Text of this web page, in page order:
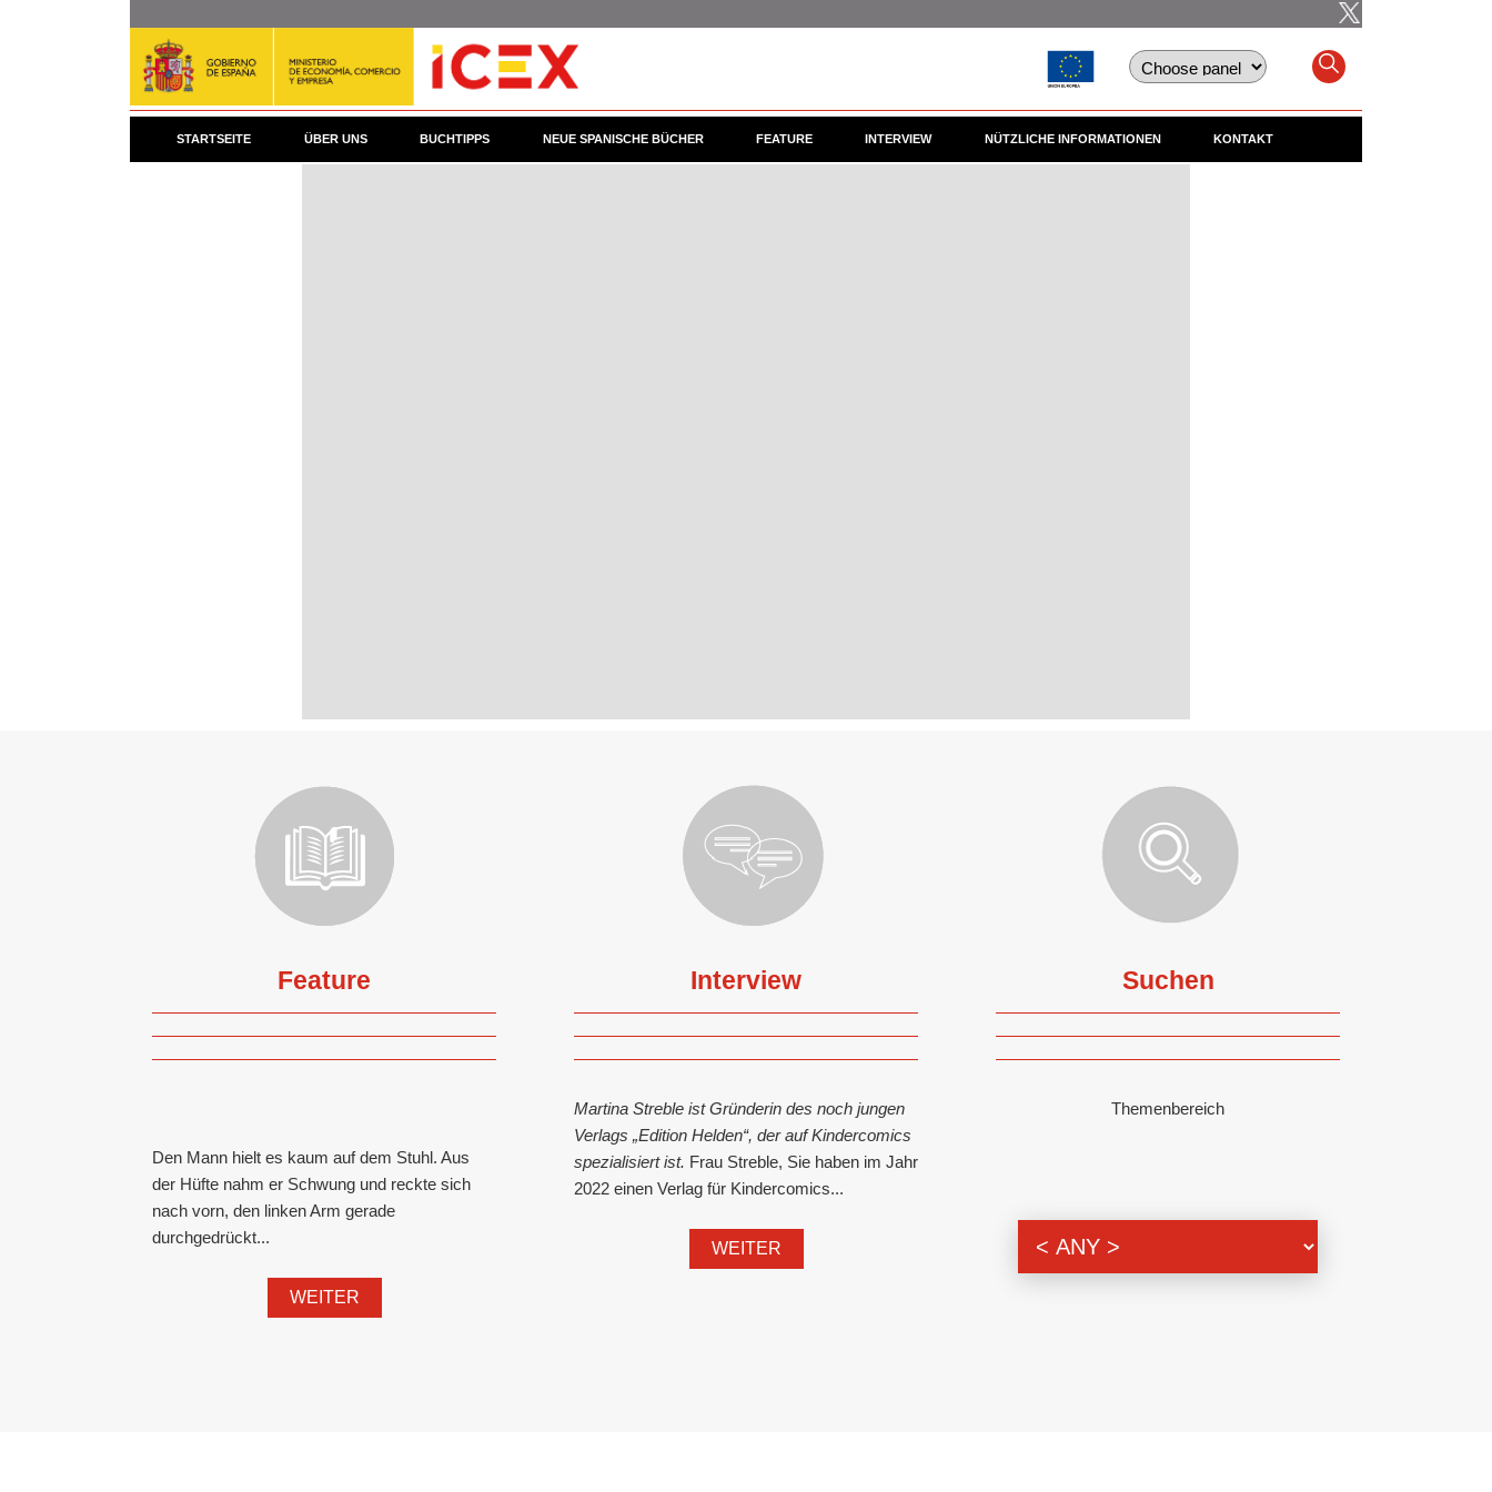
STARTSEITE ÜBER UNS BUCHTIPPS NEUE SPANISCHE BÜCHER FEATURE INTERVIEW NÜTZLICHE INFORMATIONEN KONTAKT
Feature
Den Mann hielt es kaum auf dem Stuhl. Aus
der Hüfte nahm er Schwung und reckte sich
nach vorn, den linken Arm gerade
durchgedrückt...
WEITER
Interview
Martina Streble ist Gründerin des noch jungen
Verlags „Edition Helden“, der auf Kindercomics
spezialisiert ist. Frau Streble, Sie haben im Jahr
2022 einen Verlag für Kindercomics...
WEITER
Suchen
Themenbereich